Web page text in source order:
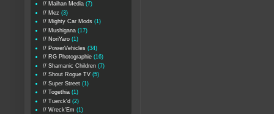
// Maihan Media (7)
// Mez (3)
// Mighty Car Mods (1)
// Mushigana (17)
// NoriYaro (1)
// PowerVehicles (34)
// RG Photographie (16)
// Shamanic Children (7)
// Shout Rogue TV (5)
// Super Street (1)
// Togethia (1)
// Tuerck'd (2)
// Wreck'Em (1)